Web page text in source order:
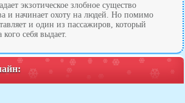
экзотическое злобное существо
и начинает охоту на людей. Но помимо
и один из пассажиров, который
кого себя выдает.